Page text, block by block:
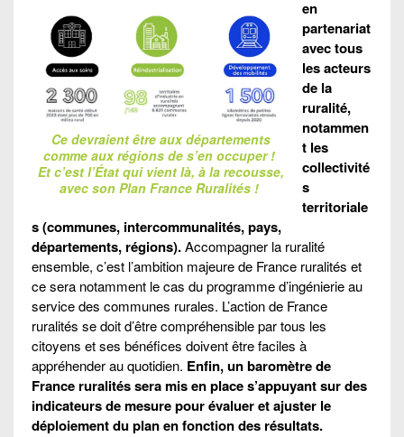
Ce devraient être aux départements
comme aux régions de s’en occuper !
Et c’est l’État qui vient là, à la recousse,
avec son Plan France Ruralités !
en
partenariat
avec tous
les acteurs
de la
ruralité,
notammen
t les
collectivité
s
territoriale
s (communes, intercommunalités, pays,
départements, régions).Accompagner la ruralité
ensemble, c’est l’ambition majeure de France ruralités et
ce sera notamment le cas du programme d’ingénierie au
service des communes rurales. L’action de France
ruralités se doit d’être compréhensible par tous les
citoyens et ses bénéfices doivent être faciles à
appréhender au quotidien. Enfin, un baromètre de
France ruralités sera mis en place s’appuyant sur des
indicateurs de mesure pour évaluer et ajuster le
déploiement du plan en fonction des résultats.